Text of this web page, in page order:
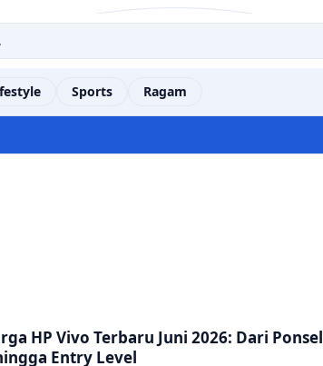
Sports Ragam
HP Vivo Terbaru Juni 2026: Dari Ponsel
Entry Level